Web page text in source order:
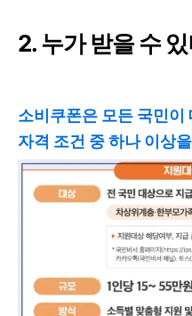
2. 누가 받을 수
소비쿠폰은 모든 국민이
자격 조건 중 하나 이상